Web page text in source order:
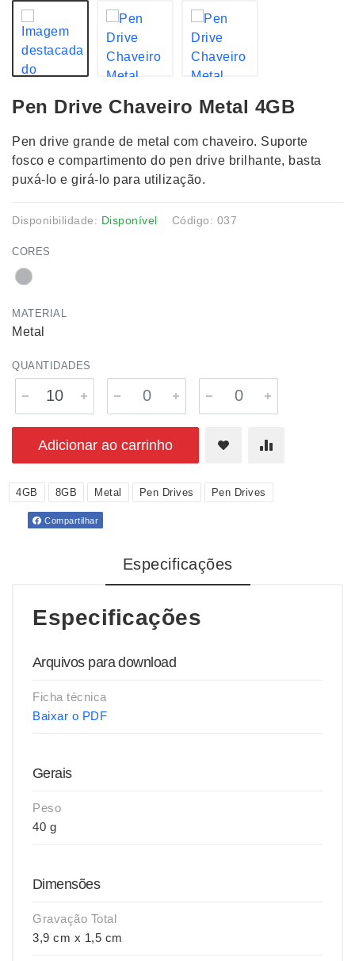
Pen Drive Chaveiro Metal 4GB
Pen drive grande de metal com chaveiro. Suporte
fosco e compartimento do pen drive brilhante, basta
puxá-lo e girá-lo para utilização.
Disponibilidade: Disponível Código: 037
CORES
MATERIAL
Metal
QUANTIDADES
Adicionar ao carrinho
4GB 8GB Metal Pen Drives Pen Drives
Compartilhar
Especificações
Especificações
Arquivos para download
Ficha técnica
Baixar o PDF
Gerais
Peso
40 g
Dimensões
Gravação Total
3,9 cm x 1,5 cm